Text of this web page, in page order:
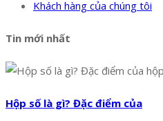
Khách hàng của chúng tôi
Tin mới nhất
Hộp số là gì? Đặc điểm của